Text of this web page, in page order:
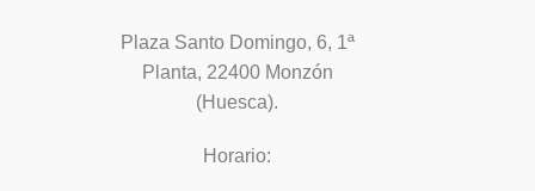
Plaza Santo Domingo, 6, 1ª
Planta, 22400 Monzón
(Huesca).
Horario: